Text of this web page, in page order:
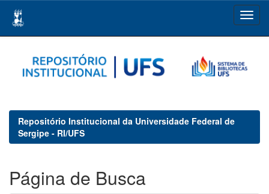
navigation
Repositório Institucional da Universidade Federal de
Sergipe - RI/UFS
Página de Busca